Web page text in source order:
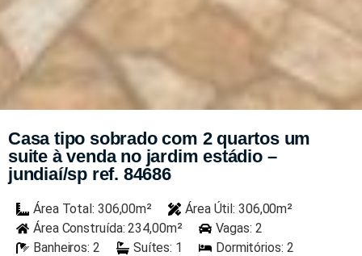
Casa tipo sobrado com 2 quartos um
suite à venda no jardim estádio –
jundiaí/sp ref. 84686
Área Total: 306,00m²
Área Útil: 306,00m²
Área Construída: 234,00m²
Vagas: 2
Banheiros: 2
Suítes: 1 Dormitórios: 2